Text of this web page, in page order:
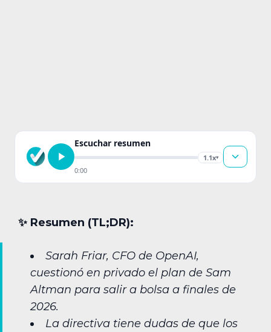
Escuchar resumen
1.1x▾
0:00
✨︎ Resumen (TL;DR):
Sarah Friar, CFO de OpenAI,
cuestionó en privado el plan de Sam
Altman para salir a bolsa a finales de
2026.
La directiva tiene dudas de que los